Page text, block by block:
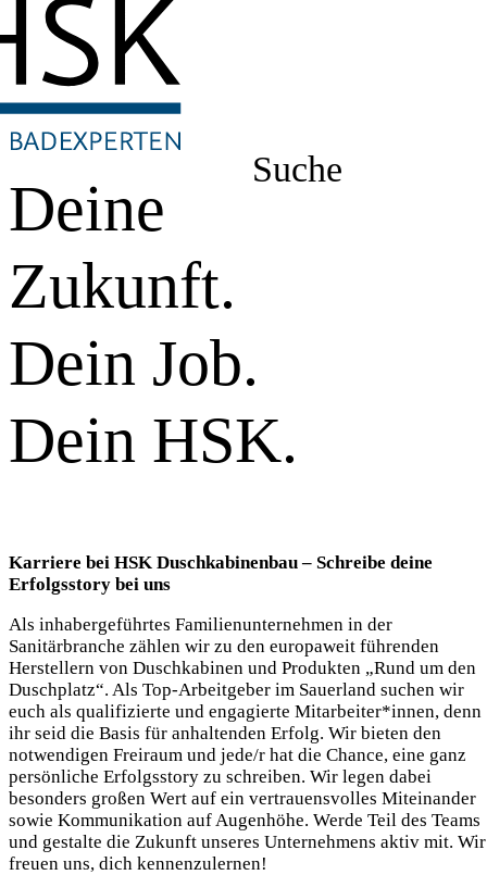
Suche
Deine
Zukunft.
Dein Job.
Dein HSK.
Karriere bei HSK Duschkabinenbau – Schreibe deine
Erfolgsstory bei uns
Als inhabergeführtes Familienunternehmen in der
Sanitärbranche zählen wir zu den europaweit führenden
Herstellern von Duschkabinen und Produkten „Rund um den
Duschplatz“. Als Top-Arbeitgeber im Sauerland suchen wir
euch als qualifizierte und engagierte Mitarbeiter*innen, denn
ihr seid die Basis für anhaltenden Erfolg. Wir bieten den
notwendigen Freiraum und jede/r hat die Chance, eine ganz
persönliche Erfolgsstory zu schreiben. Wir legen dabei
besonders großen Wert auf ein vertrauensvolles Miteinander
sowie Kommunikation auf Augenhöhe. Werde Teil des Teams
und gestalte die Zukunft unseres Unternehmens aktiv mit. Wir
freuen uns, dich kennenzulernen!